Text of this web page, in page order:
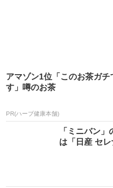
アマゾン1位「このお茶ガチ
す」噂のお茶
PR(ハーブ健康本舗)
「ミニバン
は「日産 セ